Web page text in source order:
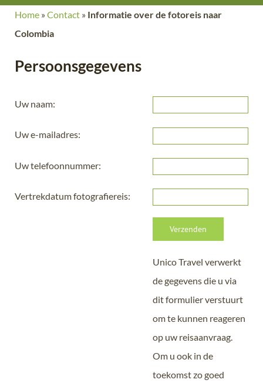
Home »Contact » Informatie over de fotoreis naar
Colombia
Persoonsgegevens
Gelieve dit veld leeg te laten.
Uw naam:
Uw e-mailadres:
Uw telefoonnummer:
Vertrekdatum fotografiereis:
Unico Travel verwerkt
de gegevens die u via
dit formulier verstuurt
om te kunnen reageren
op uw reisaanvraag.
Om u ook in de
toekomst zo goed